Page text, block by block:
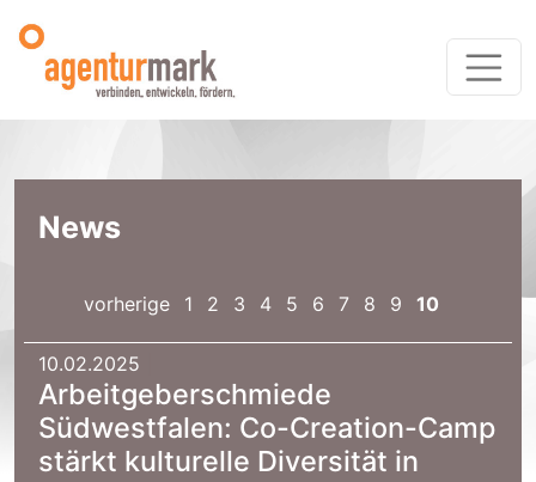
News
vorherige 1 2 3 4 5 6 7 8 9 10
10.02.2025
Arbeitgeberschmiede
Südwestfalen: Co-Creation-Camp
stärkt kulturelle Diversität in